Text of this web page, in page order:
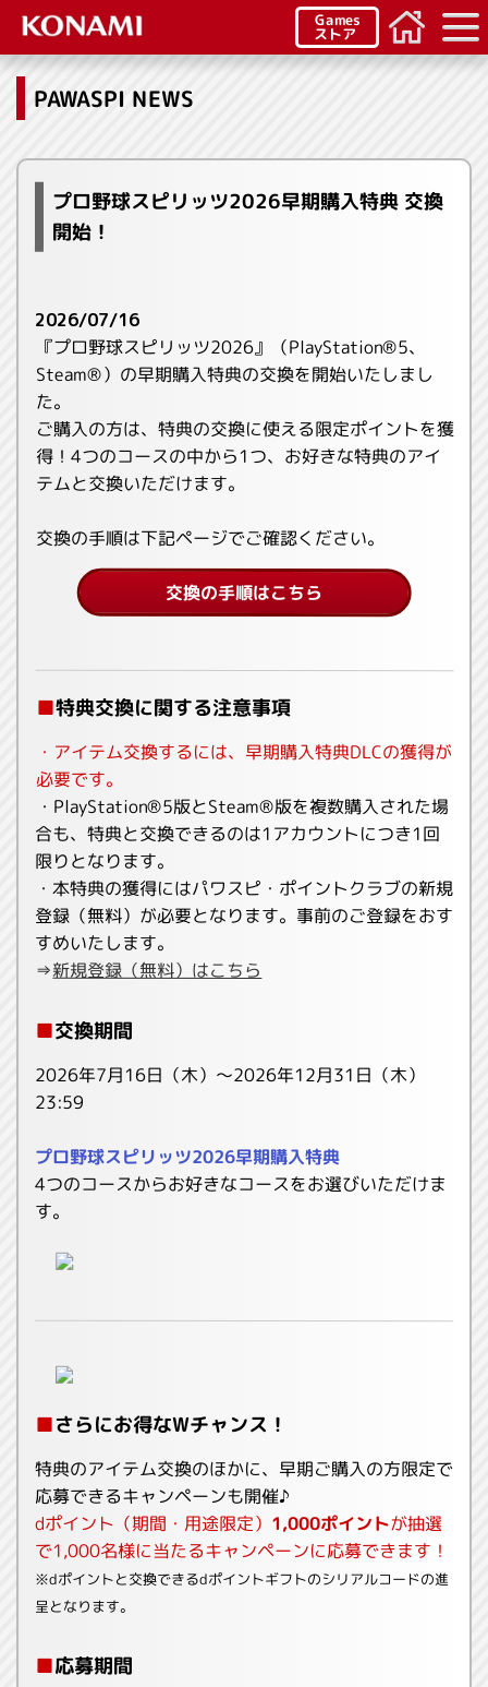
Games
ストア
PAWASPI NEWS
プロ野球スピリッツ2026早期購入特典 交換
開始！
2026/07/16
『プロ野球スピリッツ2026』（PlayStation®5、
Steam®）の早期購入特典の交換を開始いたしまし
た。
ご購入の方は、特典の交換に使える限定ポイントを獲
得！4つのコースの中から1つ、お好きな特典のアイ
テムと交換いただけます。
交換の手順は下記ページでご確認ください。
交換の手順はこちら
■特典交換に関する注意事項
・アイテム交換するには、早期購入特典DLCの獲得が
必要です。
・PlayStation®5版とSteam®版を複数購入された場
合も、特典と交換できるのは1アカウントにつき1回
限りとなります。
・本特典の獲得にはパワスピ・ポイントクラブの新規
登録（無料）が必要となります。事前のご登録をおす
すめいたします。
⇒新規登録（無料）はこちら
■交換期間
2026年7月16日（木）〜2026年12月31日（木）
23:59
プロ野球スピリッツ2026早期購入特典
4つのコースからお好きなコースをお選びいただけま
す。
■さらにお得なWチャンス！
特典のアイテム交換のほかに、早期ご購入の方限定で
応募できるキャンペーンも開催♪
dポイント（期間・用途限定） 1,000ポイントが抽選
で1,000名様に当たるキャンペーンに応募できます！
※dポイントと交換できるdポイントギフトのシリアルコードの進
呈となります。
■応募期間